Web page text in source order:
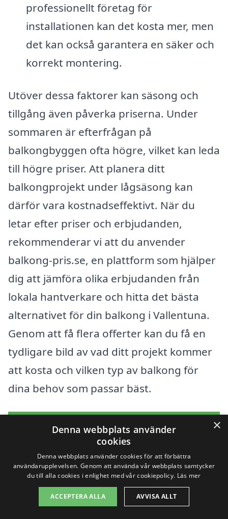
professionellt företag för
installationen kan det kosta mer, men
det kan också garantera en säker och
korrekt montering.
Utöver dessa faktorer kan säsong och
tillgång även påverka priserna. Under
sommaren är efterfrågan på
balkongbyggen ofta högre, vilket kan leda
till högre priser. Att planera ditt
balkongprojekt under lågsäsong kan
därför vara kostnadseffektivt. När du
letar efter priser och erbjudanden,
rekommenderar vi att du anvender
balkong-pris.se, en plattform som hjälper
dig att jämföra olika erbjudanden från
lokala hantverkare och hitta det bästa
alternativet för din balkong i Vallentuna.
Genom att få flera offerter kan du få en
tydligare bild av vad ditt projekt kommer
att kosta och vilken typ av balkong för
dina behov som passar bäst.
Få 3 erbjudanden, gratis och utan
Sök efter en
×
Denna webbplats använder
cookies
Denna webbplats använder cookies för att förbättra
användarupplevelsen. Genom att använda vår webbplats samtycker
du till alla cookies i enlighet med vår cookiepolicy. Läs mer
ACCEPTERA ALLA AVVISA ALLT